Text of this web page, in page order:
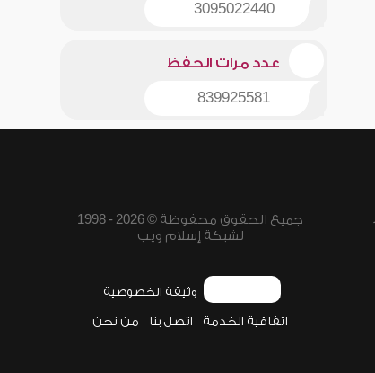
3095022440
عدد مرات الحفظ
839925581
جميع الحقوق محفوظة © 2026 - 1998
لشبكة إسلام ويب
وثيقة الخصوصية
اتفاقية الخدمة اتصل بنا من نحن